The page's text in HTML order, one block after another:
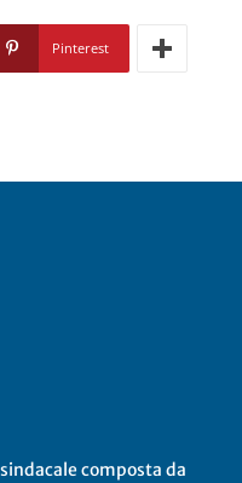
Pinterest
composta da